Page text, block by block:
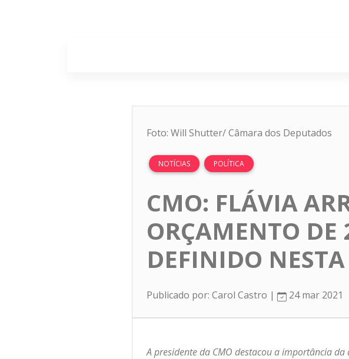
Foto: Will Shutter/ Câmara dos Deputados
NOTÍCIAS POLÍTICA
CMO: FLÁVIA
ORÇAMENTO DE
DEFINIDO
Publicado por: Carol Castro | 24 mar 2021
A presidente da CMO destacou a importância